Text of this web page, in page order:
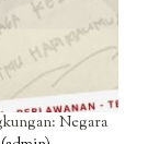
Negara